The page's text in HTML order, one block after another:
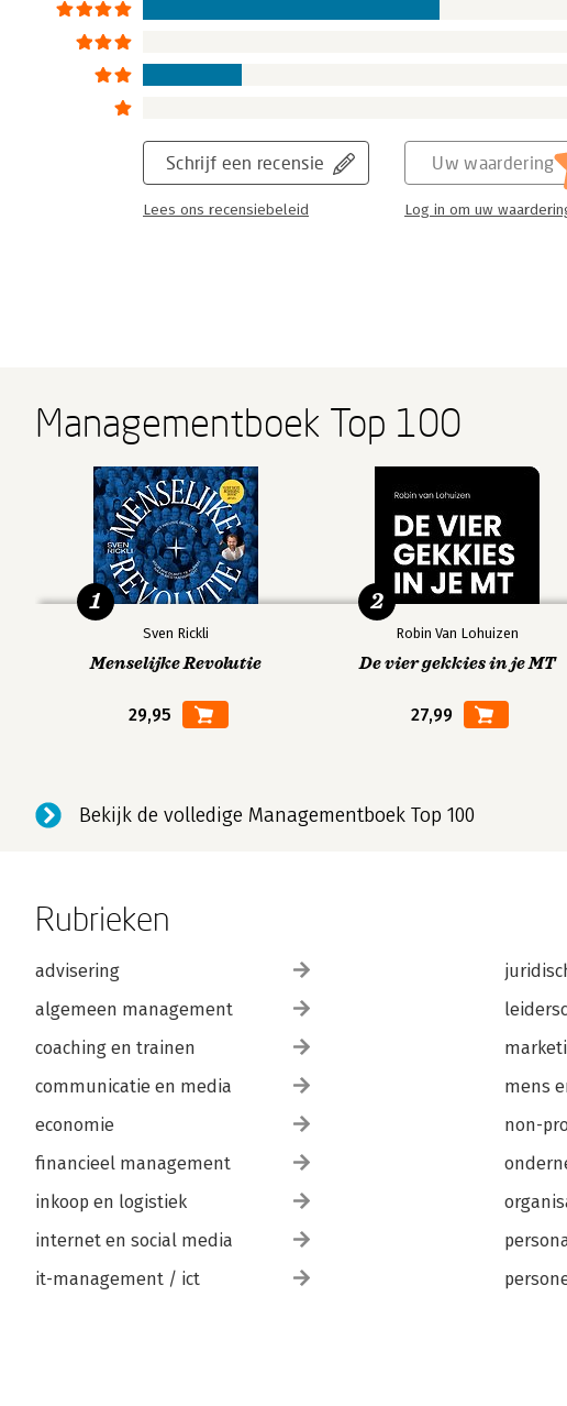
Schrijf een recensie
Lees ons recensiebeleid
Uw waardering
Log in om uw
Managementboek Top 100
Sven Rickli
Menselijke Revolutie
29,95
1
Robin Van Lohuizen
De vier gekkies in je MT
27,99
2
Bekijk de volledige Managementboek Top 100
Rubrieken
advisering
algemeen management
coaching en trainen
communicatie en media
economie
financieel management
inkoop en logistiek
internet en social media
it-management / ict
mens
non-